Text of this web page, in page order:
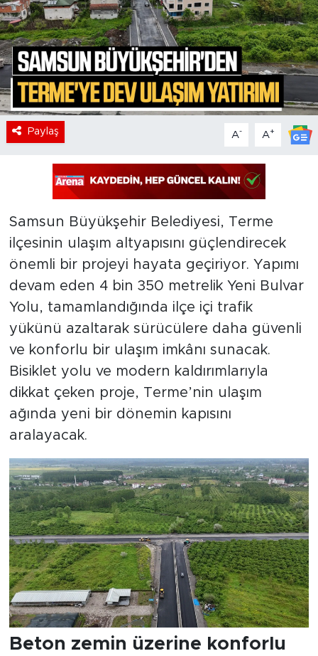
Paylaş A- A+
Samsun Büyükşehir Belediyesi, Terme
ilçesinin ulaşım altyapısını güçlendirecek
önemli bir projeyi hayata geçiriyor. Yapımı
devam eden 4 bin 350 metrelik Yeni Bulvar
Yolu, tamamlandığında ilçe içi trafik
yükünü azaltarak sürücülere daha güvenli
ve konforlu bir ulaşım imkânı sunacak.
Bisiklet yolu ve modern kaldırımlarıyla
dikkat çeken proje, Terme’nin ulaşım
ağında yeni bir dönemin kapısını
aralayacak.
Beton zemin üzerine konforlu